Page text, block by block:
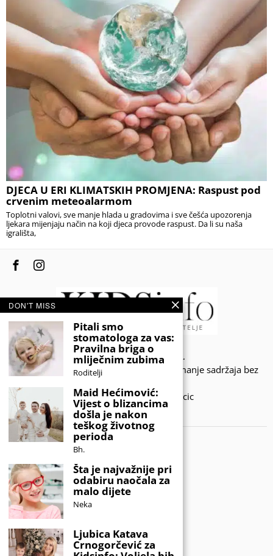
DJECA U ERI KLIMATSKIH PROMJENA: Raspust pod
crvenim meteoalarmom
Toplotni valovi, sve manje hlada u gradovima i sve češća upozorenja
ljekara mijenjaju način na koji djeca provode raspust. Da li su naša
igrališta,
© 2020 - KIDSINFO.BA.
Sva prava zadržana. Zabranjeno preuzimanje sadržaja bez
Developed by Amar SIjercic
IZAŠAO JE NOVI MAGAZIN!
DON'T MISS
Pitali smo
stomatologa za vas:
Pravilna briga o
mliječnim zubima
Roditelji
Maid Hećimović:
Vijest o blizancima
došla je nakon
teškog životnog
perioda
Bh.
Šta je najvažnije pri
odabiru naočala za
malo dijete
Neka
Ljubica Katava
Crnogorčević za